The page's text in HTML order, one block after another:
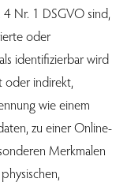
Nr. 1 DSGVO sind,
oder
identifizierbar wird
oder indirekt,
wie einem
zu einer Online-
Merkmalen